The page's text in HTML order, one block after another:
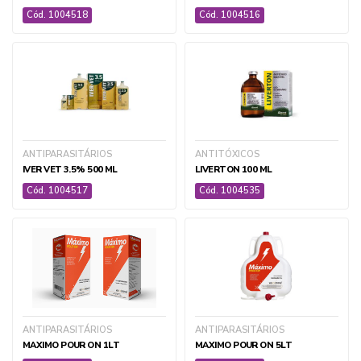
Cód. 1004518
Cód. 1004516
ANTIPARASITÁRIOS
IVER VET 3.5% 500 ML
Cód. 1004517
ANTITÓXICOS
LIVERTON 100 ML
Cód. 1004535
ANTIPARASITÁRIOS
MAXIMO POUR ON 1LT
ANTIPARASITÁRIOS
MAXIMO POUR ON 5LT
SEMENTES E INOCULANTES
TELAS DE PROTEÇÃO
VETERINÁRIA
CIRÚRGICO E AMBULATORIAL
DOMISSANITÁRIOS
EQUIPAMENTOS E ACESSÓRIOS VET
MEDICAMENTOS VET
SUPLEMENTOS E ANABOLIZANTES VET